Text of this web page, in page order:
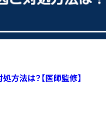
方法は？【医師監修】